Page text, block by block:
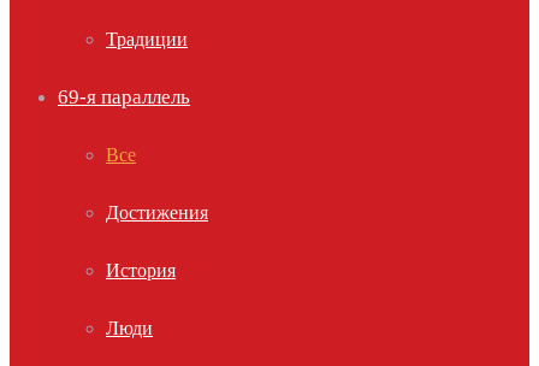
Традиции
69-я параллель
Все
Достижения
История
Люди